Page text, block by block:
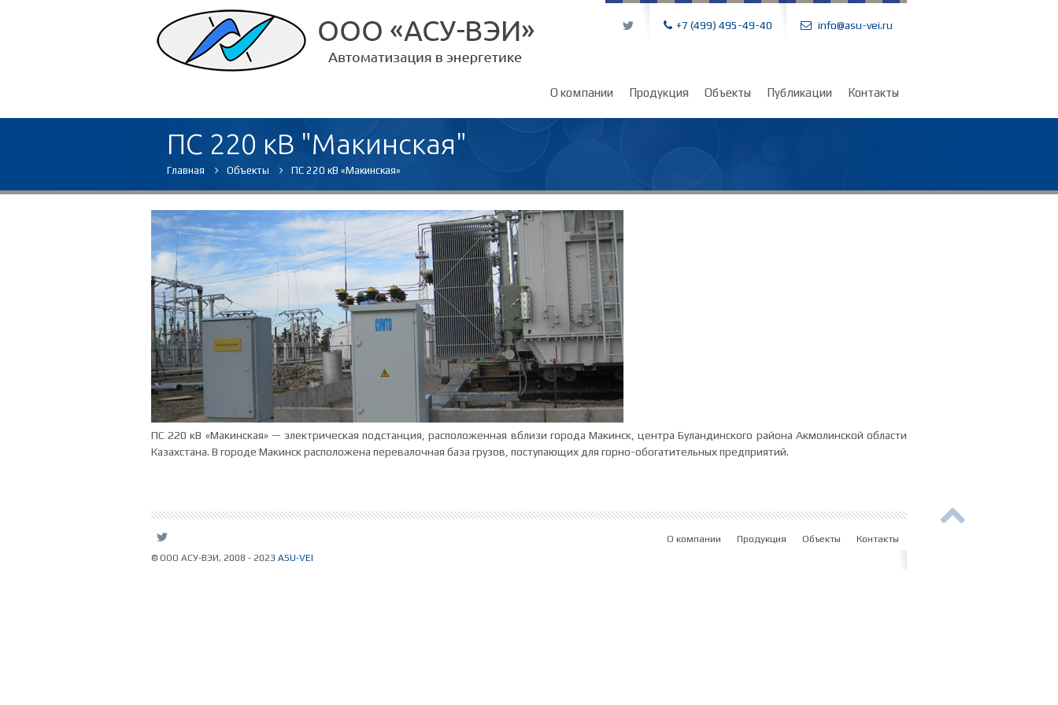
L +7 (499) 495-49-40 info@asu-vei.ru
О компании Продукция Объекты Публикации Контакты
ПС 220 кВ "Макинская"
Главная Объекты ПС 220 кВ «Макинская»
ПС 220 кВ «Макинская» — электрическая подстанция, расположенная вблизи города Макинск, центра Буландинского района Акмолинской области
Казахстана. В городе Макинск расположена перевалочная база грузов, поступающих для горно-обогатительных предприятий.
L О компании Продукция Объекты Контакты
© ООО АСУ-ВЭИ, 2008 - 2023 ASU-VEI